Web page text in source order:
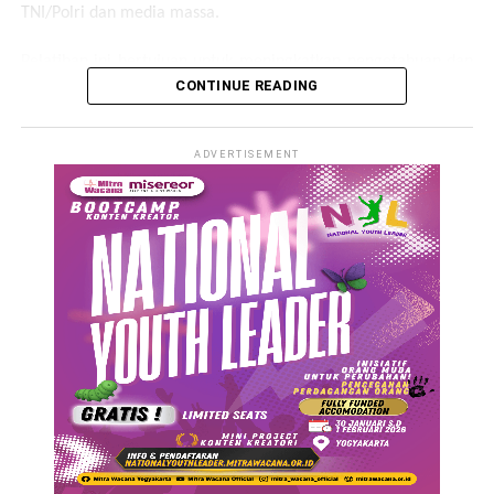
TNI/Polri dan media massa.
pemahaman para stakeholder serta meningkatkan peran serta
suatu daerah yang layak anak.
Dalam sambutannya, Kepala Dinas Sosial dan Pemberdayaan
Perempuan dan Perlindungan Anak, Ernawati Sukesi, S.IP.,
M.M., menyampaikan bahwa masih banyak persoalan klasik
perlindungan anak seperti kekerasan, perkawinan anak, dan
ketimpangan akses layanan dasar masih menjadi tantangan di
lapangan. Termasuk juga kemajuan teknologi digital yang
sangat mempengaruhi berbagai aspek bagi anak “Kondisi ini
menunjukkan masih adanya hak-hak anak yang belum
terpenuhi secara optimal. Maka diperlukan upaya kolaboratif
yang terencana, menyeluruh, dan berkelanjutan untuk
memastikan pemenuhan dan perlindungan hak anak,” ujarnya.
CONTINUE READING
ADVERTISEMENT